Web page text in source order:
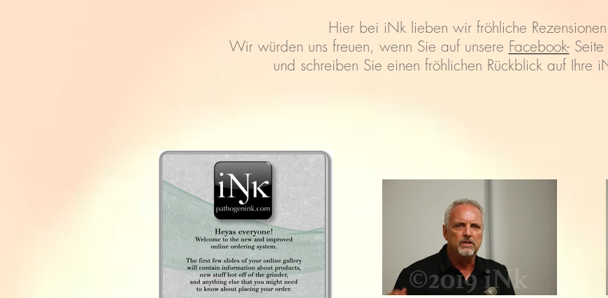
Hier bei iNk lieben wir fröhliche
Wir würden uns freuen, wenn Sie auf unsere Facebook-Seite
und schreiben Sie einen fröhlichen Rückblick auf Ihre